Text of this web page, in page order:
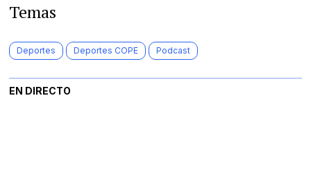
Temas
Deportes Deportes COPE Podcast
EN DIRECTO